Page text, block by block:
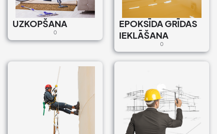
UZKOPŠANA
0
EPOKSĪDA GRĪDAS
IEKLĀŠANA
0